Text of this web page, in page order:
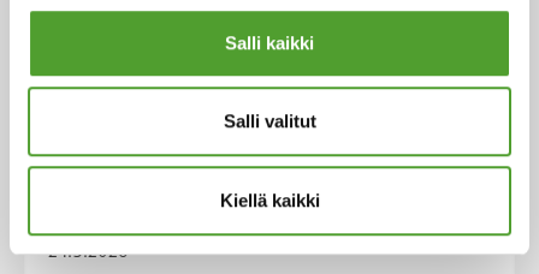
Salli kaikki
Salli valitut
Kiellä kaikki
jakelija Suomessa ja Baltiassa
24.3.2026